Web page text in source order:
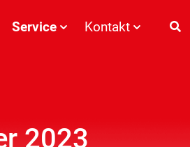
Service Kontakt
2023